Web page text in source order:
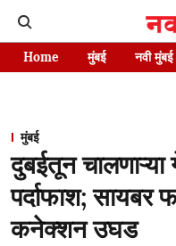
Home मुंबई नवी मुंबई
मुंबई
दुबईतून
पर्दाफाश;
कनेक्शन उघड